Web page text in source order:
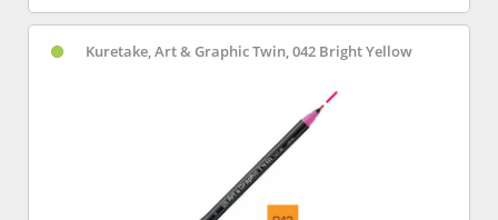
Kuretake, Art & Graphic Twin, 042 Bright Yellow